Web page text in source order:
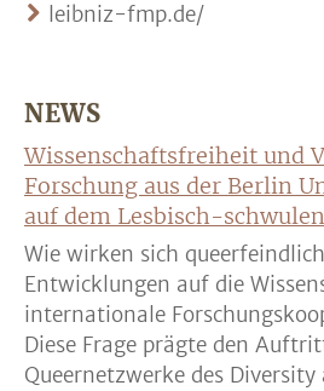
leibniz-fmp.de/
NEWS
Wissenschaftsfreiheit und
Forschung aus der Berlin
auf dem Lesbisch-
Wie wirken sich
Entwicklungen auf die
internationale
Diese Frage prägte den
Queernetzwerke des Diversity